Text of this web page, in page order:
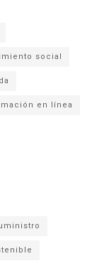
social
en línea